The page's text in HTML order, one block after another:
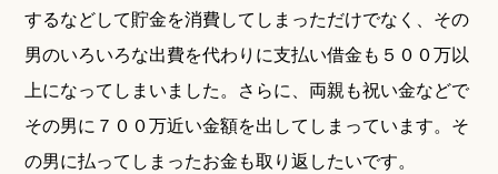
するなどして貯金を消費してしまっただけでなく、その
男のいろいろな出費を代わりに支払い借金も５００万以
上になってしまいました。さらに、両親も祝い金などで
その男に７００万近い金額を出してしまっています。そ
の男に払ってしまったお金も取り返したいです。